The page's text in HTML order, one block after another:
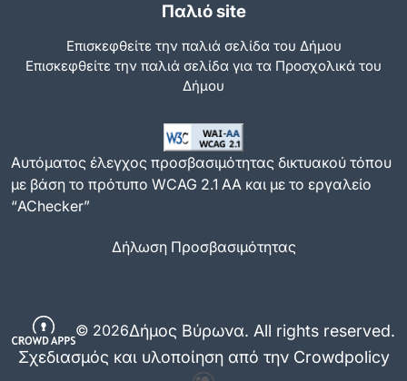
Παλιό site
Επισκεφθείτε την παλιά σελίδα του Δήμου
Eπισκεφθείτε την παλιά σελίδα για τα Προσχολικά του
Δήμου
Αυτόματος έλεγχος προσβασιμότητας δικτυακού τόπου
με βάση το πρότυπο WCAG 2.1 AA και με το εργαλείο
“AChecker”
Δήλωση Προσβασιμότητας
© 2026Δήμος Βύρωνα. All rights reserved.
Σχεδιασμός και υλοποίηση από την Crowdpolicy